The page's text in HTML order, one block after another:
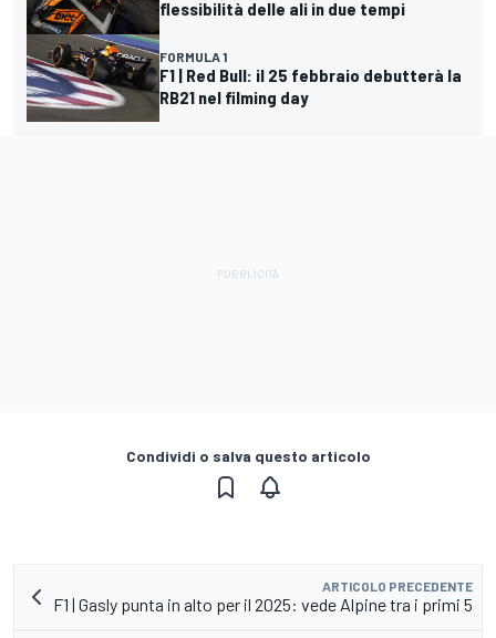
flessibilità delle ali in due tempi
FORMULA 1
F1 | Red Bull: il 25 febbraio debutterà la
RB21 nel filming day
Condividi o salva questo articolo
ARTICOLO PRECEDENTE
F1 | Gasly punta in alto per il 2025: vede Alpine tra i primi 5